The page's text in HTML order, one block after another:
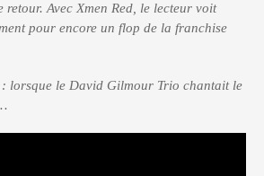
retour. Avec Xmen Red, le lecteur voit
pour encore un flop de la franchise
lorsque le David Gilmour Trio chantait le